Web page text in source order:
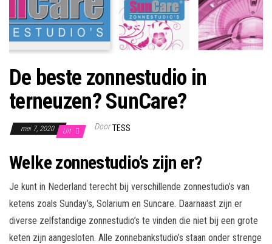
De beste zonnestudio in
terneuzen? SunCare?
mei 7, 2020 Uit Door TESS
Welke zonnestudio’s zijn er?
Je kunt in Nederland terecht bij verschillende zonnestudio’s van
ketens zoals Sunday’s, Solarium en Suncare. Daarnaast zijn er
diverse zelfstandige zonnestudio’s te vinden die niet bij een grote
keten zijn aangesloten. Alle zonnebankstudio’s staan onder strenge